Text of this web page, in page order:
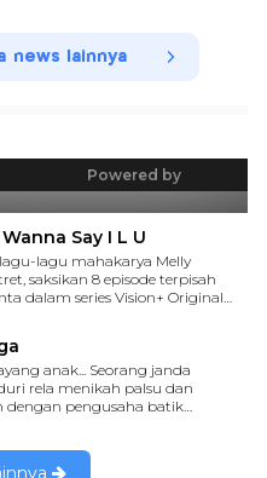
news lainnya